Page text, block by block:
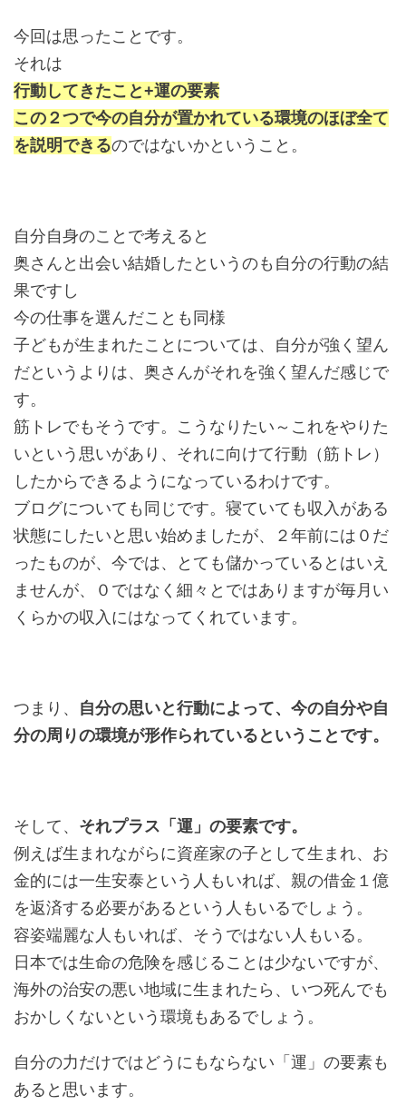
今回は思ったことです。
それは
行動してきたこと+運の要素
この２つで今の自分が置かれている環境のほぼ全て
を説明できるのではないかということ。
自分自身のことで考えると
奥さんと出会い結婚したというのも自分の行動の結
果ですし
今の仕事を選んだことも同様
子どもが生まれたことについては、自分が強く望ん
だというよりは、奥さんがそれを強く望んだ感じで
す。
筋トレでもそうです。こうなりたい～これをやりた
いという思いがあり、それに向けて行動（筋トレ）
したからできるようになっているわけです。
ブログについても同じです。寝ていても収入がある
状態にしたいと思い始めましたが、２年前には０だ
ったものが、今では、とても儲かっているとはいえ
ませんが、０ではなく細々とではありますが毎月い
くらかの収入にはなってくれています。
つまり、 自分の思いと行動によって、今の自分や自
分の周りの環境が形作られているということです。
そして、 それプラス「運」の要素です。
例えば生まれながらに資産家の子として生まれ、お
金的には一生安泰という人もいれば、親の借金１億
を返済する必要があるという人もいるでしょう。
容姿端麗な人もいれば、そうではない人もいる。
日本では生命の危険を感じることは少ないですが、
海外の治安の悪い地域に生まれたら、いつ死んでも
おかしくないという環境もあるでしょう。
自分の力だけではどうにもならない「運」の要素も
あると思います。